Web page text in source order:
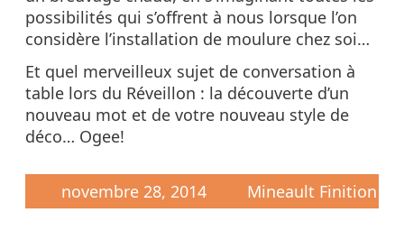
possibilités qui s’offrent à nous lorsque l’on
considère l’installation de moulure chez soi…
Et quel merveilleux sujet de conversation à
table lors du Réveillon : la découverte d’un
nouveau mot et de votre nouveau style de
déco… Ogee!
novembre 28, 2014 Mineault Finition